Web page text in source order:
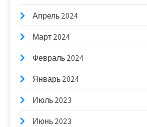
Апрель 2024
Март 2024
Февраль 2024
Январь 2024
Июль 2023
Июнь 2023